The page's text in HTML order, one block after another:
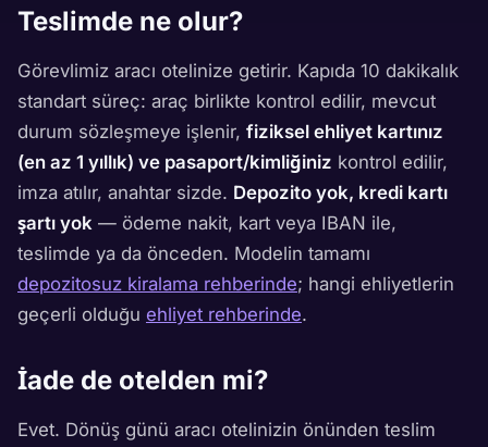
Teslimde ne olur?
Görevlimiz aracı otelinize getirir. Kapıda 10 dakikalık
standart süreç: araç birlikte kontrol edilir, mevcut
durum sözleşmeye işlenir, fiziksel ehliyet kartınız
(en az 1 yıllık) ve pasaport/kimliğiniz kontrol edilir,
imza atılır, anahtar sizde. Depozito yok, kredi kartı
şartı yok — ödeme nakit, kart veya IBAN ile,
teslimde ya da önceden. Modelin tamamı
depozitosuz kiralama rehberinde; hangi ehliyetlerin
geçerli olduğu ehliyet rehberinde.
İade de otelden mi?
Evet. Dönüş günü aracı otelinizin önünden teslim